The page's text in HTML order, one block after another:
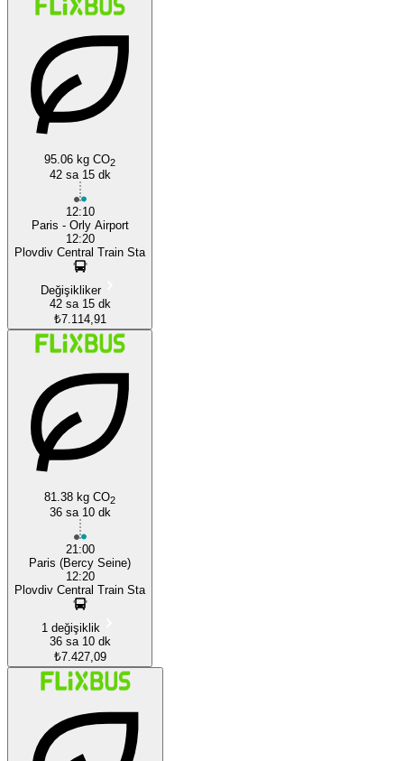
95.06 kg CO2
42 sa 15 dk
12:10
Paris - Orly Airport
12:20
Plovdiv Central Train Sta
Değişikliker
42 sa 15 dk
₺7.114,91
81.38 kg CO2
36 sa 10 dk
21:00
Paris (Bercy Seine)
12:20
Plovdiv Central Train Sta
1 değişiklik
36 sa 10 dk
₺7.427,09